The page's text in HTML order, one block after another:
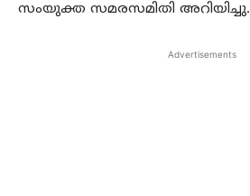
സംയുക്ത സമരസമിതി അറിയിച്ചു.
Advertisements